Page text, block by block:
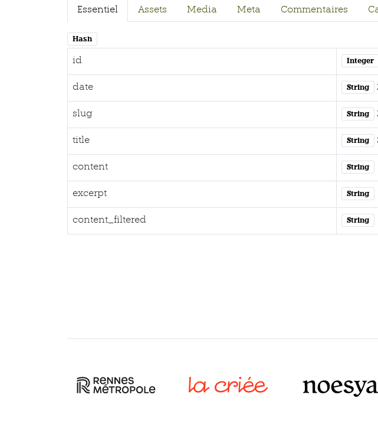
Essentiel Assets Media Meta Commentaires
Hash
id Integer
date String
slug String
title String
content String
excerpt String
content_filtered String